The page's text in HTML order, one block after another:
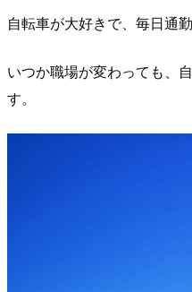
自転車が大好きで、毎日通
いつか職場が変わっても、
す。